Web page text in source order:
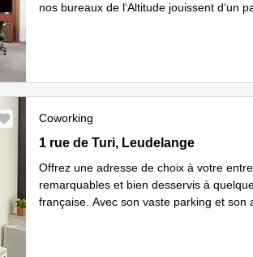
nos bureaux de l‘Altitude jouissent d‘un
Coworking
1 rue de Turi, Leudelange
1 rue de Turi, Leudelange
Offrez une adresse de choix à votre
remarquables et bien desservis à
française. Avec son vaste parking et son